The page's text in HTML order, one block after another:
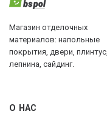
Магазин отделочных
материалов: напольные
покрытия, двери, плинтус,
лепнина, сайдинг.
О НАС